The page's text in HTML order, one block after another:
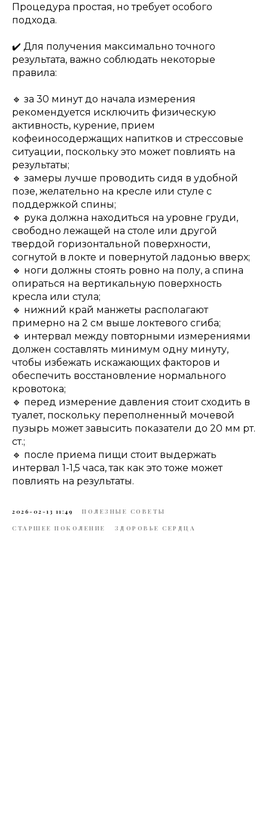
Процедура простая, но требует особого
подхода.
✔️ Для получения максимально точного
результата, важно соблюдать некоторые
правила:
🔹 за 30 минут до начала измерения
рекомендуется исключить физическую
активность, курение, прием
кофеиносодержащих напитков и стрессовые
ситуации, поскольку это может повлиять на
результаты;
🔹 замеры лучше проводить сидя в удобной
позе, желательно на кресле или стуле с
поддержкой спины;
🔹 рука должна находиться на уровне груди,
свободно лежащей на столе или другой
твердой горизонтальной поверхности,
согнутой в локте и повернутой ладонью вверх;
🔹 ноги должны стоять ровно на полу, а спина
опираться на вертикальную поверхность
кресла или стула;
🔹 нижний край манжеты располагают
примерно на 2 см выше локтевого сгиба;
🔹 интервал между повторными измерениями
должен составлять минимум одну минуту,
чтобы избежать искажающих факторов и
обеспечить восстановление нормального
кровотока;
🔹 перед измерение давления стоит сходить в
туалет, поскольку переполненный мочевой
пузырь может завысить показатели до 20 мм рт.
ст.;
🔹 после приема пищи стоит выдержать
интервал 1-1,5 часа, так как это тоже может
повлиять на результаты.
2026-02-13 11:49
ПОЛЕЗНЫЕ СОВЕТЫ
СТАРШЕЕ ПОКОЛЕНИЕ
ЗДОРОВЬЕ СЕРДЦА